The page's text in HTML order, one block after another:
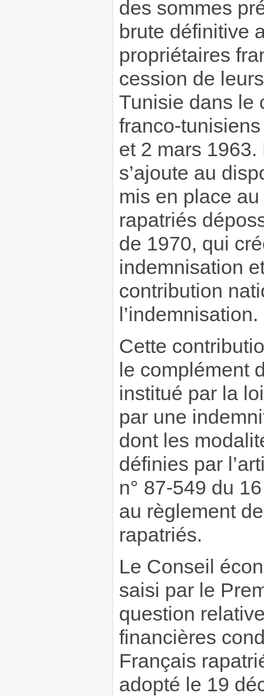
des sommes
brute définitive
propriétaires
cession de
Tunisie dans le
franco-
et 2 mars
s’ajoute au
mis en place
rapatriés
de 1970, qui
indemnisation
contribution
l’indemnisation.
Cette
le complément
institué par la
par une
dont les
définies par
n° 87-549 du
au règlement
rapatriés.
Le Conseil
saisi par le
question
financières
Français
adopté le 19